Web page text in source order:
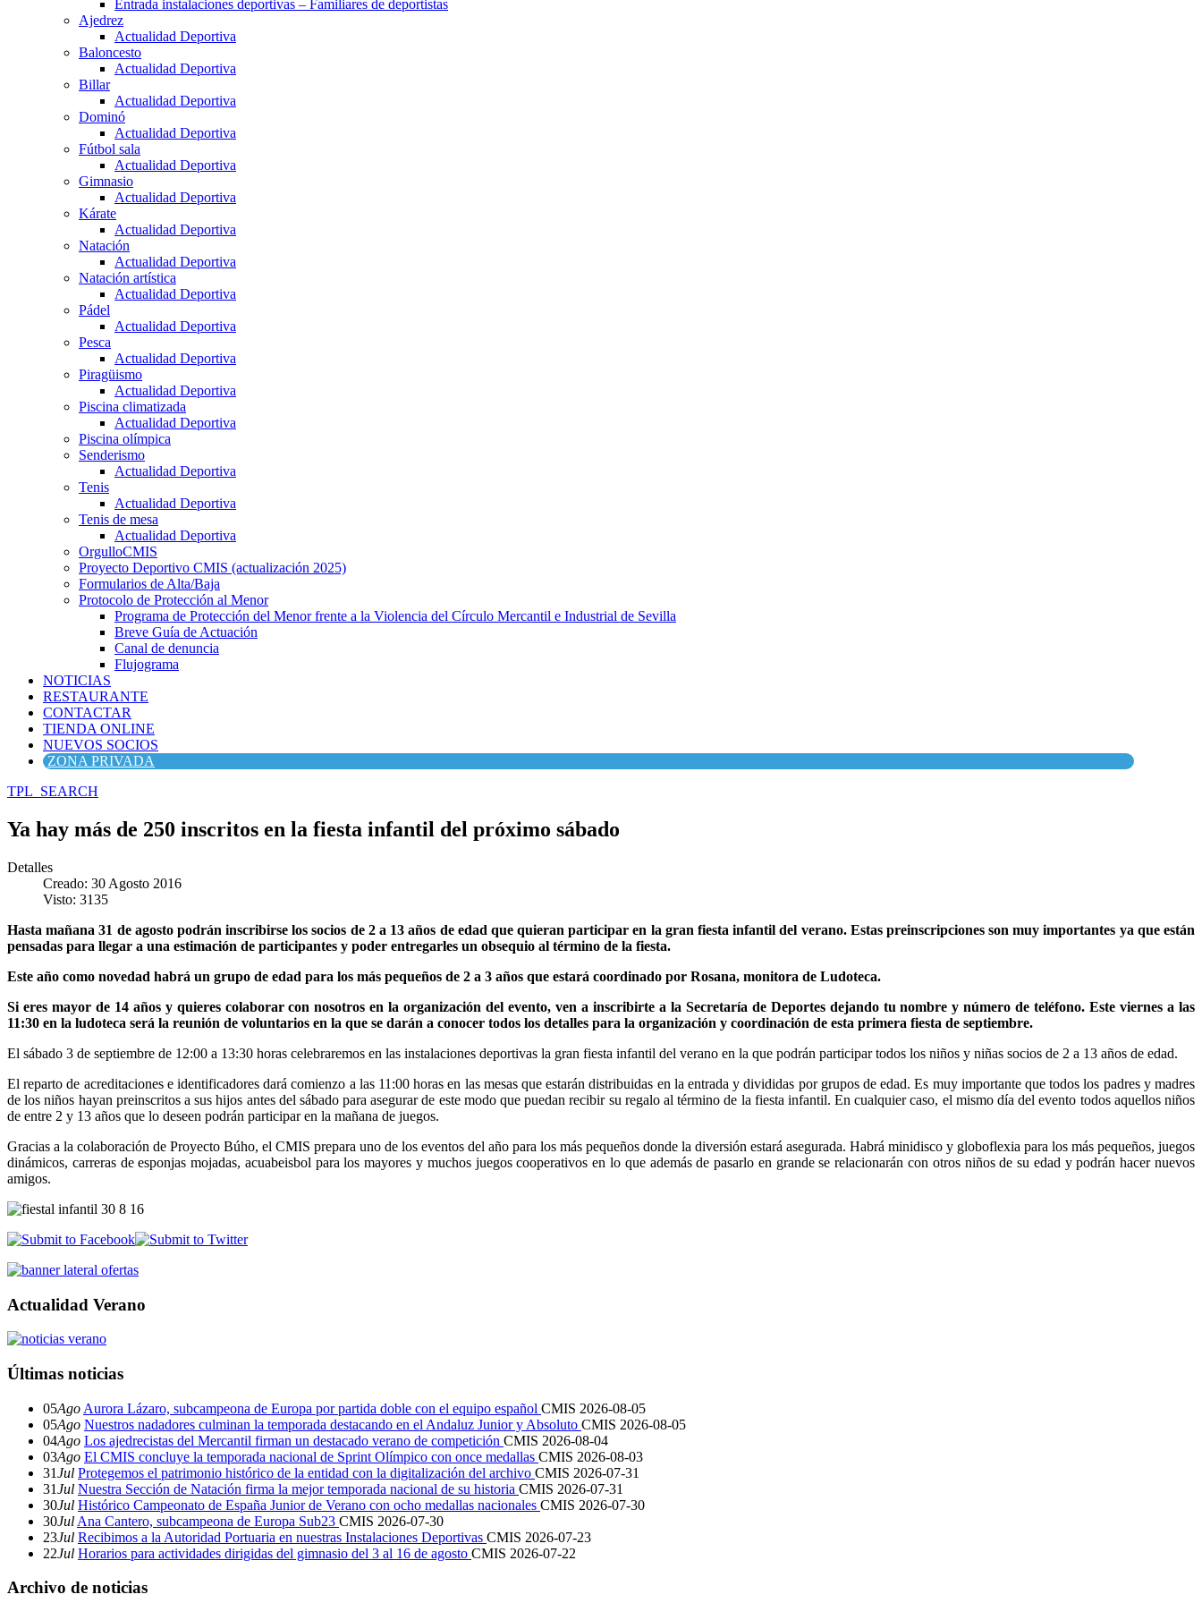
Entrada instalaciones deportivas – Familiares de deportistas
Ajedrez
Actualidad Deportiva
Baloncesto
Actualidad Deportiva
Billar
Actualidad Deportiva
Dominó
Actualidad Deportiva
Fútbol sala
Actualidad Deportiva
Gimnasio
Actualidad Deportiva
Kárate
Actualidad Deportiva
Natación
Actualidad Deportiva
Natación artística
Actualidad Deportiva
Pádel
Actualidad Deportiva
Pesca
Actualidad Deportiva
Piragüismo
Actualidad Deportiva
Piscina climatizada
Actualidad Deportiva
Piscina olímpica
Senderismo
Actualidad Deportiva
Tenis
Actualidad Deportiva
Tenis de mesa
Actualidad Deportiva
OrgulloCMIS
Proyecto Deportivo CMIS (actualización 2025)
Formularios de Alta/Baja
Protocolo de Protección al Menor
Programa de Protección del Menor frente a la Violencia del Círculo Mercantil e Industrial de Sevilla
Breve Guía de Actuación
Canal de denuncia
Flujograma
NOTICIAS
RESTAURANTE
CONTACTAR
TIENDA ONLINE
NUEVOS SOCIOS
ZONA PRIVADA
TPL_SEARCH
Ya hay más de 250 inscritos en la fiesta infantil del próximo sábado
Detalles
Creado: 30 Agosto 2016
Visto: 3135
Hasta mañana 31 de agosto podrán inscribirse los socios de 2 a 13 años de edad que quieran participar en la gran fiesta infantil del verano. Estas preinscripciones son muy importantes ya que están
pensadas para llegar a una estimación de participantes y poder entregarles un obsequio al término de la fiesta.
Este año como novedad habrá un grupo de edad para los más pequeños de 2 a 3 años que estará coordinado por Rosana, monitora de Ludoteca.
Si eres mayor de 14 años y quieres colaborar con nosotros en la organización del evento, ven a inscribirte a la Secretaría de Deportes dejando tu nombre y número de teléfono. Este viernes a las
11:30 en la ludoteca será la reunión de voluntarios en la que se darán a conocer todos los detalles para la organización y coordinación de esta primera fiesta de septiembre.
El sábado 3 de septiembre de 12:00 a 13:30 horas celebraremos en las instalaciones deportivas la gran fiesta infantil del verano en la que podrán participar todos los niños y niñas socios de 2 a 13 años de edad.
El reparto de acreditaciones e identificadores dará comienzo a las 11:00 horas en las mesas que estarán distribuidas en la entrada y divididas por grupos de edad. Es muy importante que todos los padres y madres
de los niños hayan preinscritos a sus hijos antes del sábado para asegurar de este modo que puedan recibir su regalo al término de la fiesta infantil. En cualquier caso, el mismo día del evento todos aquellos niños
de entre 2 y 13 años que lo deseen podrán participar en la mañana de juegos.
Gracias a la colaboración de Proyecto Búho, el CMIS prepara uno de los eventos del año para los más pequeños donde la diversión estará asegurada. Habrá minidisco y globoflexia para los más pequeños, juegos
dinámicos, carreras de esponjas mojadas, acuabeisbol para los mayores y muchos juegos cooperativos en lo que además de pasarlo en grande se relacionarán con otros niños de su edad y podrán hacer nuevos
amigos.
Actualidad Verano
Últimas noticias
05Ago Aurora Lázaro, subcampeona de Europa por partida doble con el equipo español CMIS 2026-08-05
05Ago Nuestros nadadores culminan la temporada destacando en el Andaluz Junior y Absoluto CMIS 2026-08-05
04Ago Los ajedrecistas del Mercantil firman un destacado verano de competición CMIS 2026-08-04
03Ago El CMIS concluye la temporada nacional de Sprint Olímpico con once medallas CMIS 2026-08-03
31Jul Protegemos el patrimonio histórico de la entidad con la digitalización del archivo CMIS 2026-07-31
31Jul Nuestra Sección de Natación firma la mejor temporada nacional de su historia CMIS 2026-07-31
30Jul Histórico Campeonato de España Junior de Verano con ocho medallas nacionales CMIS 2026-07-30
30Jul Ana Cantero, subcampeona de Europa Sub23 CMIS 2026-07-30
23Jul Recibimos a la Autoridad Portuaria en nuestras Instalaciones Deportivas CMIS 2026-07-23
22Jul Horarios para actividades dirigidas del gimnasio del 3 al 16 de agosto CMIS 2026-07-22
Archivo de noticias